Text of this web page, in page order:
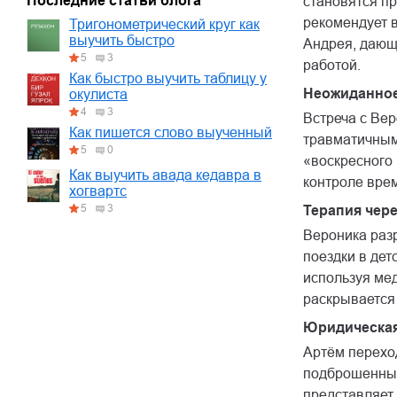
Тригонометрический круг как
выучить быстро
5 3
Как быстро выучить таблицу у
окулиста
4 3
Как пишется слово выученный
5 0
Как выучить авада кедавра в
хогвартс
5 3
рекомендует
Андрея,
работой.
Встреча с
контроле
Терапия
Вероника
поездки в
используя
Артём